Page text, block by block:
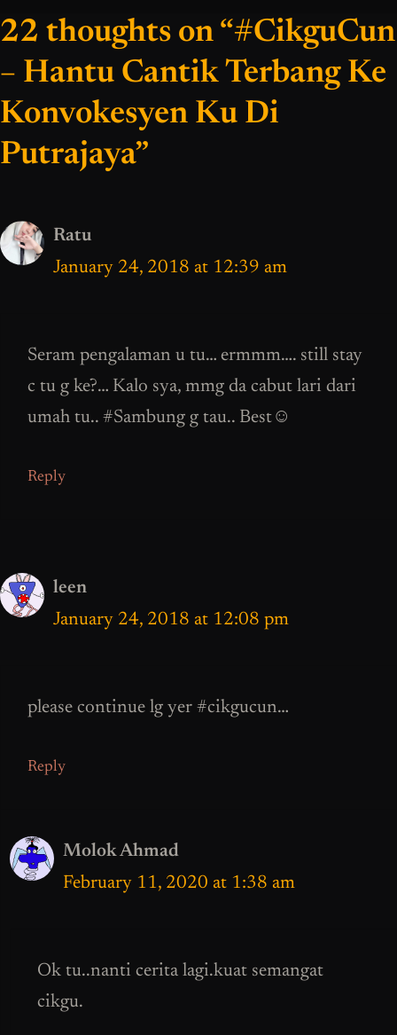
22 thoughts on “#CikguCun
– Hantu Cantik Terbang Ke
Konvokesyen Ku Di
Putrajaya”
Ratu
January 24, 2018 at 12:39 am
Seram pengalaman u tu… ermmm…. still stay
c tu g ke?… Kalo sya, mmg da cabut lari dari
umah tu.. #Sambung g tau.. Best☺
Reply
leen
January 24, 2018 at 12:08 pm
please continue lg yer #cikgucun…
Reply
Molok Ahmad
February 11, 2020 at 1:38 am
Ok tu..nanti cerita lagi.kuat semangat
cikgu.